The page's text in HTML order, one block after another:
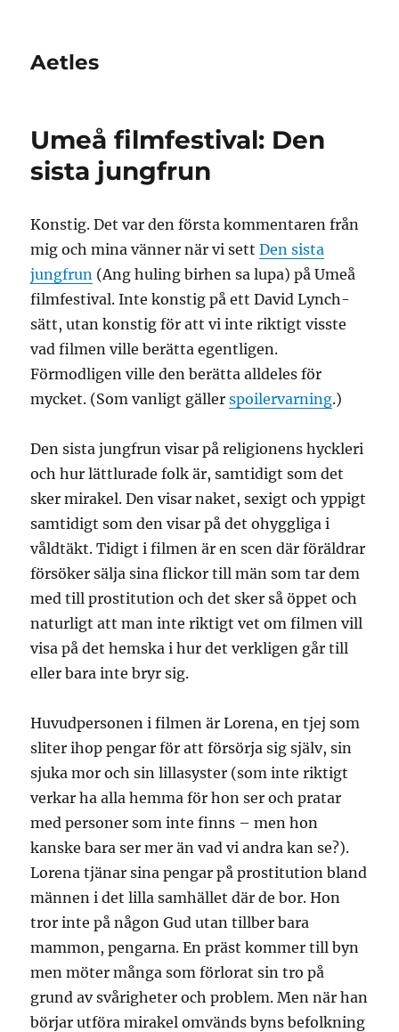
Aetles
Umeå filmfestival: Den
sista jungfrun
Konstig. Det var den första kommentaren från
mig och mina vänner när vi settDen sista
jungfrun (Ang huling birhen sa lupa) på Umeå
filmfestival. Inte konstig på ett David Lynch-
sätt, utan konstig för att vi inte riktigt visste
vad filmen ville berätta egentligen.
Förmodligen ville den berätta alldeles för
mycket. (Som vanligt gällerspoilervarning.)
Den sista jungfrun visar på religionens hyckleri
och hur lättlurade folk är, samtidigt som det
sker mirakel. Den visar naket, sexigt och yppigt
samtidigt som den visar på det ohyggliga i
våldtäkt. Tidigt i filmen är en scen där föräldrar
försöker sälja sina flickor till män som tar dem
med till prostitution och det sker så öppet och
naturligt att man inte riktigt vet om filmen vill
visa på det hemska i hur det verkligen går till
eller bara inte bryr sig.
Huvudpersonen i filmen är Lorena, en tjej som
sliter ihop pengar för att försörja sig själv, sin
sjuka mor och sin lillasyster (som inte riktigt
verkar ha alla hemma för hon ser och pratar
med personer som inte finns – men hon
kanske bara ser mer än vad vi andra kan se?).
Lorena tjänar sina pengar på prostitution bland
männen i det lilla samhället där de bor. Hon
tror inte på någon Gud utan tillber bara
mammon, pengarna. En präst kommer till byn
men möter många som förlorat sin tro på
grund av svårigheter och problem. Men när han
börjar utföra mirakel omvänds byns befolkning